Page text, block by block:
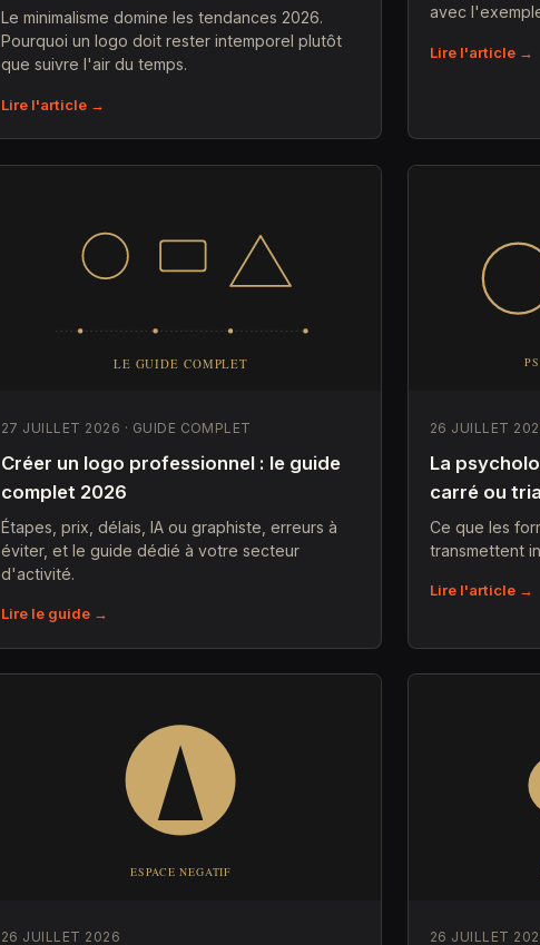
Le minimalisme domine les tendances 2026.
Pourquoi un logo doit rester intemporel plutôt
que suivre l'air du temps.
Lire l'article →
avec
Lire l'article →
27 JUILLET 2026 · GUIDE COMPLET
Créer un logo professionnel : le guide
complet 2026
Étapes, prix, délais, IA ou graphiste, erreurs à
éviter, et le guide dédié à votre secteur
d'activité.
Lire le guide →
26 JUILLET
La
carré ou
Ce que les
transmettent
Lire l'article →
26 JUILLET 2026 26 JUILLET